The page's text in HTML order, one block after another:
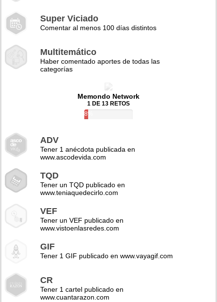
Super Viciado
Comentar al menos 100 días distintos
Multitemático
Haber comentado aportes de todas las
categorías
Memondo Network
1 DE 13 RETOS
8%
ADV
Tener 1 anécdota publicada en
www.ascodevida.com
TQD
Tener un TQD publicado en
www.teniaquedecirlo.com
VEF
Tener un VEF publicado en
www.vistoenlasredes.com
GIF
Tener 1 GIF publicado en www.vayagif.com
CR
Tener 1 cartel publicado en
www.cuantarazon.com